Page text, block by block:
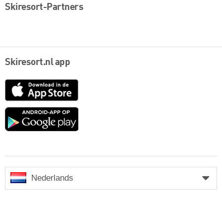
Skiresort-Partners
Skiresort.nl app
App
Google
Nederlands